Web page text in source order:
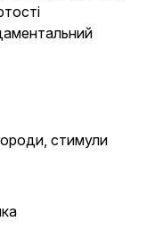
стимули